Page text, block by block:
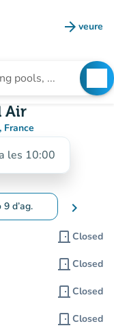
arrow_forward veure
(new
Air
les 10:00
9 d’ag.
change dates
chevron_right
door_front Closed
door_front Closed
door_front Closed
door_front Closed